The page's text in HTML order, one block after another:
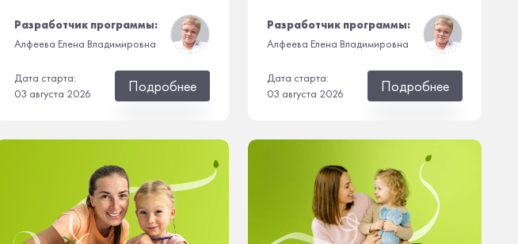
Разработчик программы:
Алфеева Елена Владимировна
Дата старта:
03 августа 2026
Подробнее
Разработчик программы:
Алфеева Елена Владимировна
Дата старта:
03 августа 2026
Подробнее